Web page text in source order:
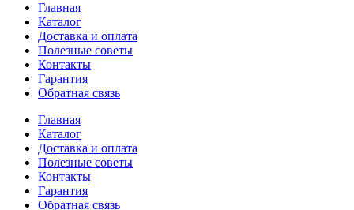
Главная
Каталог
Доставка и оплата
Полезные советы
Контакты
Гарантия
Обратная связь
Главная
Каталог
Доставка и оплата
Полезные советы
Контакты
Гарантия
Обратная связь